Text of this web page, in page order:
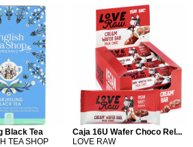
Black Tea
TEA SHOP
Caja 16U Wafer Choco Rel...
LOVE RAW